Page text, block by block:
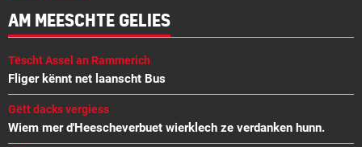
AM MEESCHTE GELIES
Tëscht Assel an Rammerich
Fliger kënnt net laanscht Bus
Gëtt dacks vergiess
Wiem mer d'Heescheverbuet wierklech ze verdanken hunn.